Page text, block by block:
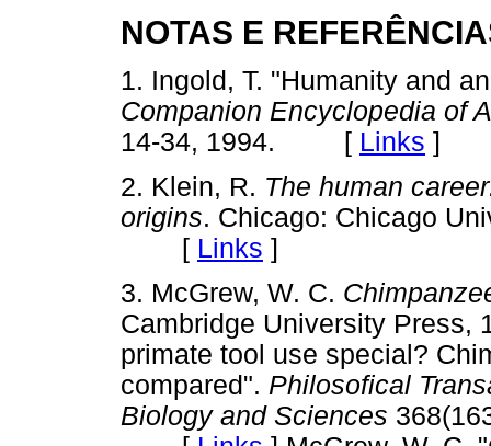
NOTAS E
1. Ingold, T. "Humanity and
Companion Encyclopedia of
14-34, 1994. [ Links ]
2. Klein, R. The human
origins. Chicago: Chicago
[ Links ]
3. McGrew, W. C.
Cambridge University
primate tool use special?
compared". Philosofical
Biology and Sciences